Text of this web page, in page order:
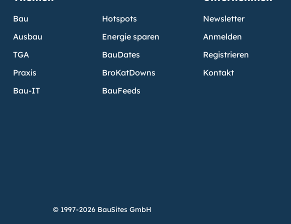
Bau
Ausbau
TGA
Praxis
Bau-IT
Hotspots
Energie sparen
BauDates
BroKatDowns
BauFeeds
Newsletter
Anmelden
Registrieren
Kontakt
© 1997-2026 BauSites GmbH